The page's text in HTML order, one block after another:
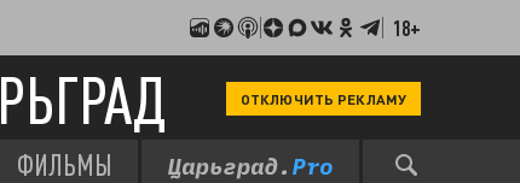
18+
ОТКЛЮЧИТЬ РЕКЛАМУ
ФИЛЬМЫ